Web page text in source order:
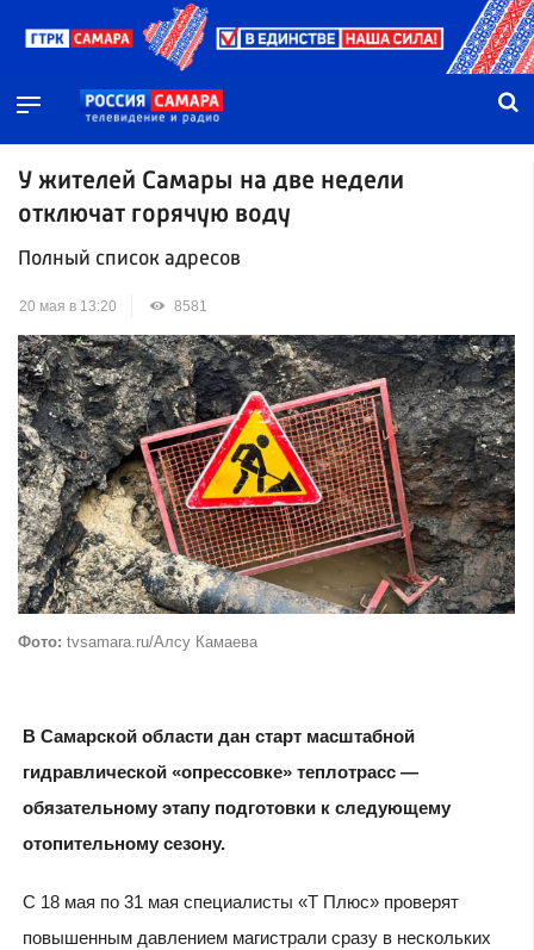
У жителей Самары на две недели
отключат горячую воду
Полный список адресов
20 мая в 13:20 8581
Фото: tvsamara.ru/Алсу Камаева
В Самарской области дан старт масштабной
гидравлической «опрессовке» теплотрасс —
обязательному этапу подготовки к следующему
отопительному сезону.
С 18 мая по 31 мая специалисты «Т Плюс» проверят
повышенным давлением магистрали сразу в нескольких